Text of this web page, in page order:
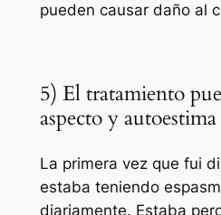
pueden causar daño al
5) El tratamiento
aspecto y autoestima
La primera vez que fui
estaba teniendo
diariamente. Estaba